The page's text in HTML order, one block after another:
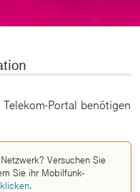
Portal benötigen
Versuchen Sie
Sie ihr Mobilfunk-
.